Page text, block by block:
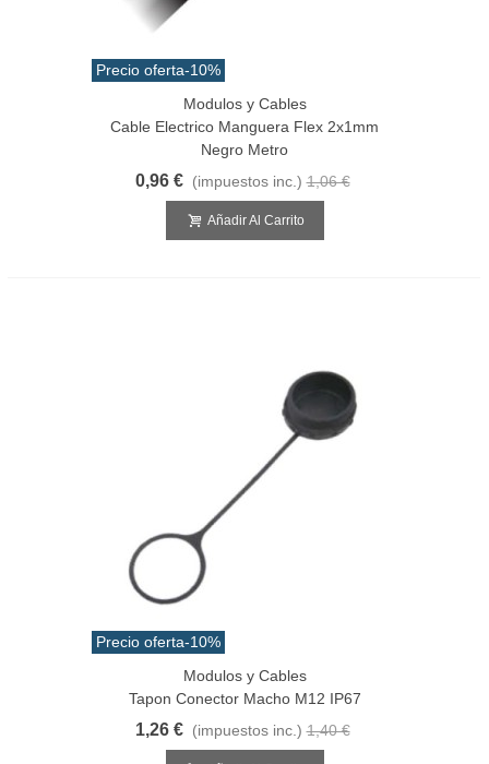
Precio oferta-10%
Modulos y Cables
Cable Electrico Manguera Flex 2x1mm
Negro Metro
0,96 € (impuestos inc.) 1,06 €
Añadir Al Carrito
Precio oferta-10%
Modulos y Cables
Tapon Conector Macho M12 IP67
1,26 € (impuestos inc.) 1,40 €